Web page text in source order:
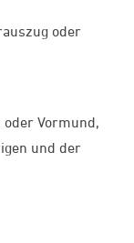
oder
Vormund,
und der